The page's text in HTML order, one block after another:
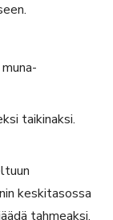
taikinaksi.
keskitasossa
tahmeaksi.